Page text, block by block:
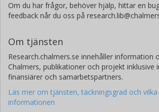
Om du har frågor, behöver hjälp, hittar en
feedback når du oss på
Om tjänsten
Research.chalmers.se innehåller information
Chalmers, publikationer och projekt
finansiärer och samarbetspartners.
Läs mer om tjänsten, täckningsgrad och
informationen